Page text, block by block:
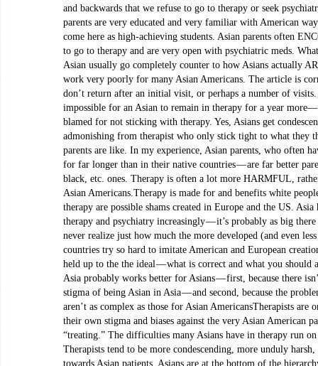
and backwards that we refuse to go to therapy or seek
parents are very educated and very familiar with American
come here as high-achieving students. Asian parents often
to go to therapy and are very open with psychiatric meds.
Asian usually go completely counter to how Asians actually
work very poorly for many Asian Americans. The article is
don’t return after an initial visit, or perhaps a number of visits.
impossible for an Asian to remain in therapy for a year more—
blamed for not sticking with therapy. Yes, Asians get
admonishing from therapist who only stick tight to what they
parents are like. In my experience, Asian parents, who often
for far longer than in their native countries — are far better
black, etc. ones. Therapy is often a lot more HARMFUL,
Asian Americans.Therapy is made for and benefits white
therapy are possible shams created in Europe and the US. Asia
therapy and psychiatry increasingly — it’s probably as big
never realize just how much the more developed (and even
countries try so hard to imitate American and European
held up to the the ideal — what is correct and what you should
Asia probably works better for Asians — first, because there
stigma of being Asian in Asia — and second, because the
aren’t as complex as those for Asian AmericansTherapists are
their own stigma and biases against the very Asian American
“treating.” The difficulties many Asians have in therapy run
Therapists tend to be more condescending, more unduly
towards Asian patients. Asians are at the bottom of the